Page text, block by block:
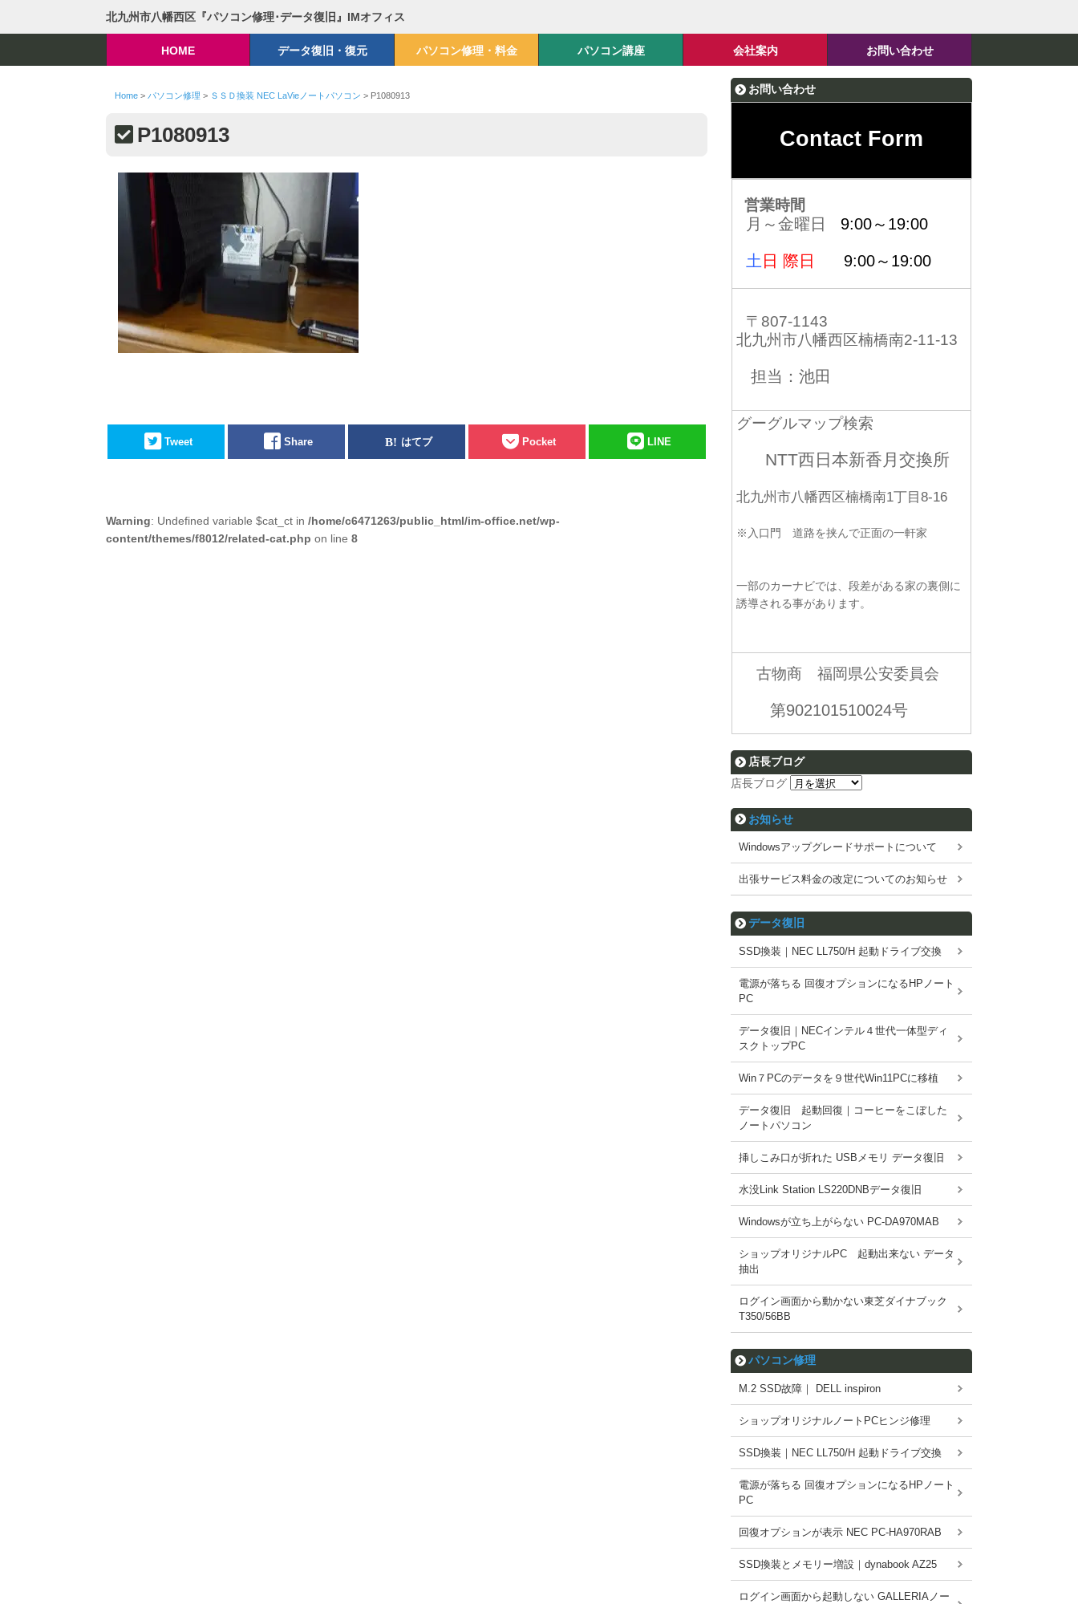
北九州市八幡西区『パソコン修理･データ復旧』IMオフィス
HOME データ復旧・復元 パソコン修理・料金 パソコン講座 会社案内 お問い合わせ
Home> パソコン修理 > ＳＳＤ換装 NEC LaVieノートパソコン > P1080913
P1080913
Tweet Share はてブ Pocket LINE
Warning: Undefined variable $cat_ct in /home/c6471263/public_html/im-office.net/wp-
content/themes/f8012/related-cat.php on line 8
お問い合わせ
Contact Form
営業時間
月～金曜日 9:00～19:00
土 日 際日 9:00～19:00
〒807-1143
北九州市八幡西区楠橋南2-11-13
担当：池田
グーグルマップ検索
NTT西日本新香月交換所
北九州市八幡西区楠橋南1丁目8-16
※入口門 道路を挟んで正面の一軒家
一部のカーナビでは、段差がある家の裏側に
誘導される事があります。
古物商 福岡県公安委員会
第902101510024号
店長ブログ
店長ブログ
お知らせ
Windowsアップグレードサポートについて
出張サービス料金の改定についてのお知らせ
データ復旧
SSD換装｜NEC LL750/H 起動ドライブ交換
電源が落ちる 回復オプションになるHPノート
PC
データ復旧｜NECインテル４世代一体型ディ
スクトップPC
Win７PCのデータを９世代Win11PCに移植
データ復旧 起動回復｜コーヒーをこぼした
ノートパソコン
挿しこみ口が折れた USBメモリ データ復旧
水没Link Station LS220DNBデータ復旧
Windowsが立ち上がらない PC-DA970MAB
ショップオリジナルPC 起動出来ない データ
抽出
ログイン画面から動かない東芝ダイナブック
T350/56BB
パソコン修理
M.2 SSD故障｜ DELL inspiron
ショップオリジナルノートPCヒンジ修理
SSD換装｜NEC LL750/H 起動ドライブ交換
電源が落ちる 回復オプションになるHPノート
PC
回復オプションが表示 NEC PC-HA970RAB
SSD換装とメモリー増設｜dynabook AZ25
ログイン画面から起動しない GALLERIAノー